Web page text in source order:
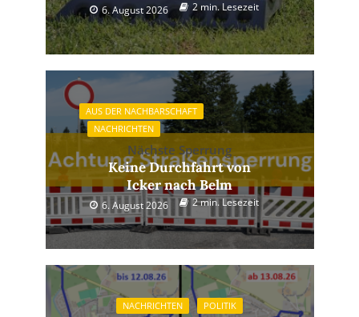
6. August 2026 2 min. Lesezeit
AUS DER NACHBARSCHAFT
NACHRICHTEN
Nächste Sperrung
Keine Durchfahrt von
Icker nach Belm
6. August 2026 2 min. Lesezeit
NACHRICHTEN POLITIK